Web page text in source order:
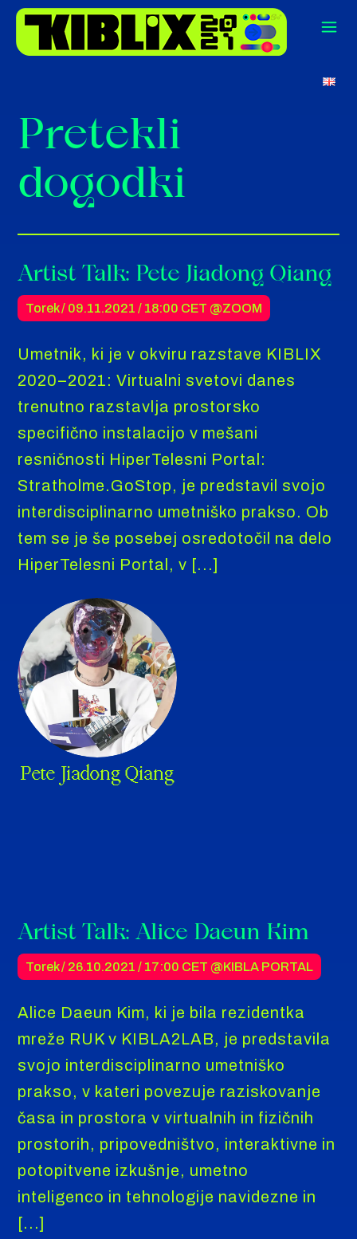
Pretekli
dogodki
Artist Talk: Pete Jiadong Qiang
Torek / 09.11.2021 / 18:00 CET @ZOOM
Umetnik, ki je v okviru razstave KIBLIX
2020–2021: Virtualni svetovi danes
trenutno razstavlja prostorsko
specifično instalacijo v mešani
resničnosti HiperTelesni Portal:
Stratholme.GoStop, je predstavil svojo
interdisciplinarno umetniško prakso. Ob
tem se je še posebej osredotočil na delo
HiperTelesni Portal, v [...]
Pete Jiadong Qiang
Artist Talk: Alice Daeun Kim
Torek / 26.10.2021 / 17:00 CET @KIBLA PORTAL
Alice Daeun Kim, ki je bila rezidentka
mreže RUK v KIBLA2LAB, je predstavila
svojo interdisciplinarno umetniško
prakso, v kateri povezuje raziskovanje
časa in prostora v virtualnih in fizičnih
prostorih, pripovedništvo, interaktivne in
potopitvene izkušnje, umetno
inteligenco in tehnologije navidezne in
[...]